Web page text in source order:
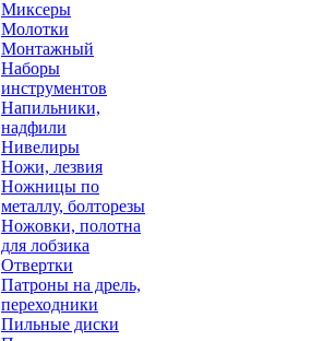
Миксеры
Молотки
Монтажный
Наборы
инструментов
Напильники,
надфили
Нивелиры
Ножи, лезвия
Ножницы по
металлу, болторезы
Ножовки, полотна
для лобзика
Отвертки
Патроны на дрель,
переходники
Пильные диски